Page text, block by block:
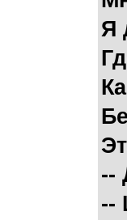
Я
--
--